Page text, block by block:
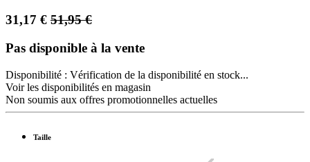
31,17 € 51,95€
Pas disponible à la vente
Disponibilité : Vérification de la disponibilité en stock...
Voir les disponibilités en magasin
Non soumis aux offres promotionnelles actuelles
Taille